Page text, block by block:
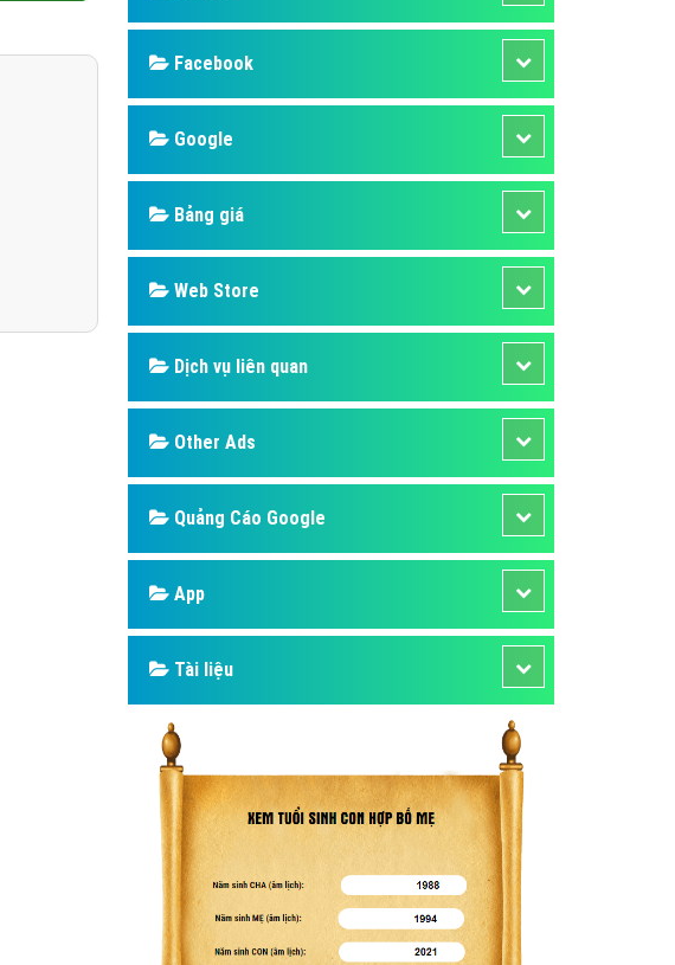
Dịch vụ quảng cáo Tiktok
Dịch vụ quảng cáo Zalo
Định nghĩa
Nghĩa là gì
Phần mềm ứng dụng hay
Facebook
Google
Bảng giá
Web Store
Dịch vụ liên quan
Other Ads
Quảng Cáo Google
App
Tài liệu